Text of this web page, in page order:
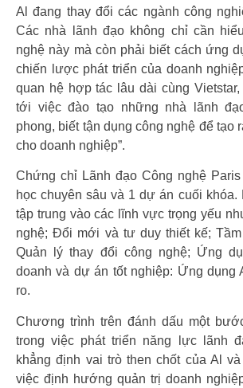
Al đang thay đổi các ngành công
Các nhà lãnh đạo không chỉ cần
nghệ này mà còn phải biết cách ứng
chiến lược phát triển của doanh
quan hệ hợp tác lâu dài cùng
tới việc đào tạo những nhà lãnh
phong, biết tận dụng công nghệ để tạo
cho doanh nghiệp”.
Chứng chỉ Lãnh đạo Công nghệ
học chuyên sâu và 1 dự án cuối khóa.
tập trung vào các lĩnh vực trọng yếu
nghệ; Đổi mới và tư duy thiết kế;
Quản lý thay đổi công nghệ; Ứng
doanh và dự án tốt nghiệp: Ứng dụng
ro.
Chương trình trên đánh dấu một
trong việc phát triển năng lực lãnh
khẳng định vai trò then chốt của Al
việc định hướng quản trị doanh